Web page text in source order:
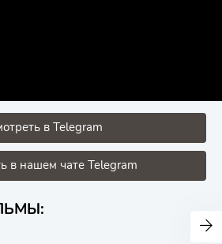
в Telegram
в нашем чате Telegram